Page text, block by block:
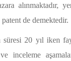
alınmaktadır,
de demektedir.
20 yıl iken
inceleme